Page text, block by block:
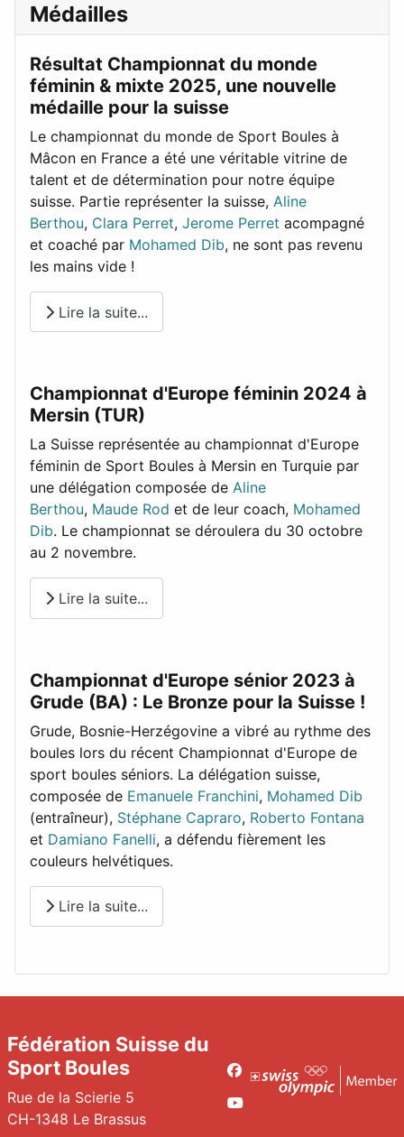
Médailles
Résultat Championnat du monde
féminin & mixte 2025, une nouvelle
médaille pour la suisse
Le championnat du monde de Sport Boules à
Mâcon en France a été une véritable vitrine de
talent et de détermination pour notre équipe
suisse. Partie représenter la suisse, Aline
Berthou, Clara Perret, Jerome Perret acompagné
et coaché par Mohamed Dib, ne sont pas revenu
les mains vide !
Lire la suite...
Championnat d'Europe féminin 2024 à
Mersin (TUR)
La Suisse représentée au championnat d'Europe
féminin de Sport Boules à Mersin en Turquie par
une délégation composée de Aline
Berthou, Maude Rod et de leur coach, Mohamed
Dib. Le championnat se déroulera du 30 octobre
au 2 novembre.
Lire la suite...
Championnat d'Europe sénior 2023 à
Grude (BA) : Le Bronze pour la Suisse !
Grude, Bosnie-Herzégovine a vibré au rythme des
boules lors du récent Championnat d'Europe de
sport boules séniors. La délégation suisse,
composée de Emanuele Franchini, Mohamed Dib
(entraîneur), Stéphane Capraro, Roberto Fontana
et Damiano Fanelli, a défendu fièrement les
couleurs helvétiques.
Lire la suite...
Fédération Suisse du
Sport Boules
Rue de la Scierie 5
CH-1348 Le Brassus
Facebook